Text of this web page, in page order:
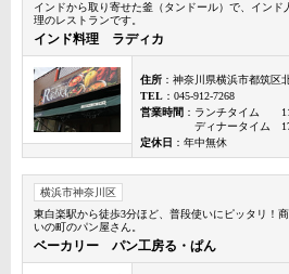
インドから取り寄せた釜（タンドール）で、イン
理のレストランです。
インド料理 ラディカ
住所 ：神奈川県横浜市都筑区
TEL ：045-912-7268
営業時間 ：ランチタイム
ディナータイム
定休日 ：年中無休
横浜市神奈川区
東白楽駅から徒歩3分ほど、普段使いにピッタリ！
いの町のパン屋さん。
ベーカリー パン工房る・ぱん